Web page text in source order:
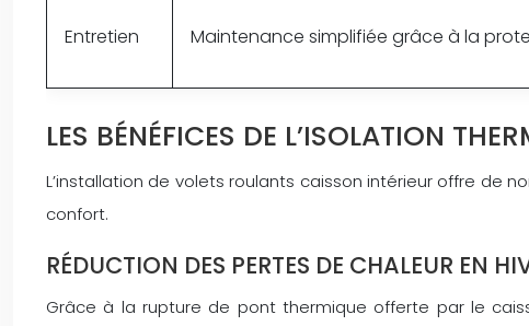
Entretien Maintenance simplifiée grâce à la
LES BÉNÉFICES DE L’ISOLATION
L’installation de volets roulants caisson intérieur offre de
confort.
RÉDUCTION DES PERTES DE CHALEUR EN
Grâce à la rupture de pont thermique offerte par le